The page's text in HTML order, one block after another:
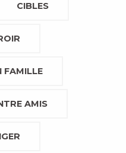
CIBLES
FAMILLE
AMIS